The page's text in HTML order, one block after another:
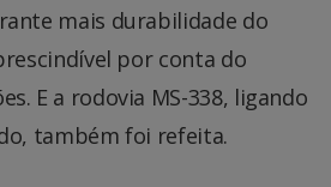
mais durabilidade do
por conta do
E a rodovia MS-338, ligando
também foi refeita.